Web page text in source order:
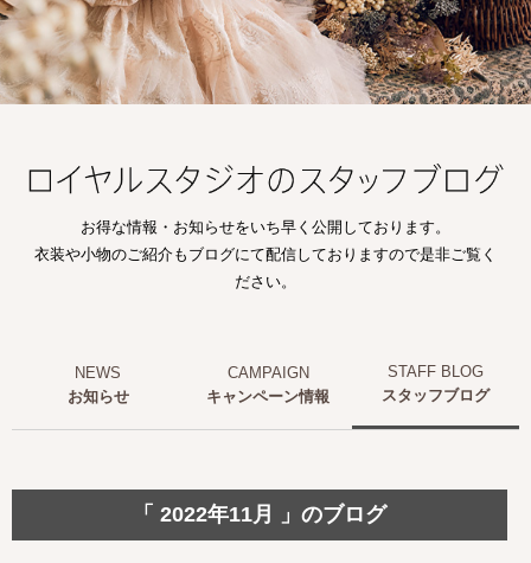
お得な情報・お知らせをいち早く公開しております。
衣装や小物のご紹介もブログにて配信しておりますので是非ご覧く
ださい。
お知らせ キャンペーン情報 スタッフブログ
「 2022年11月 」のブログ